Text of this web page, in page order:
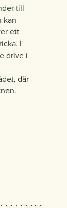
till
kan
ett
I
drive i
där